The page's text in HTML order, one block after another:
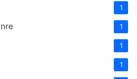
1
1
1
1